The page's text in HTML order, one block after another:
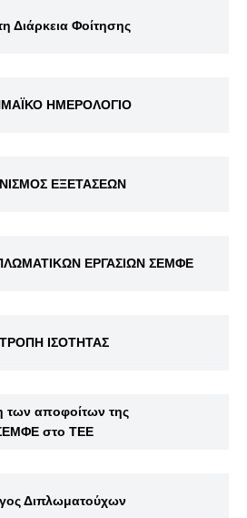
Διάρκεια Φοίτησης
ΗΜΕΡΟΛΟΓΙΟ
ΕΞΕΤΑΣΕΩΝ
ΕΡΓΑΣΙΩΝ ΣΕΜΦΕ
ΙΣΟΤΗΤΑΣ
των αποφοίτων της
στο ΤΕΕ
Διπλωματούχων